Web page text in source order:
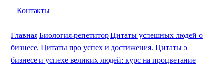
Контакты
Главная Биология-репетитор Цитаты успешных людей о
бизнесе. Цитаты про успех и достижения. Цитаты о
бизнесе и успехе великих людей: курс на процветание